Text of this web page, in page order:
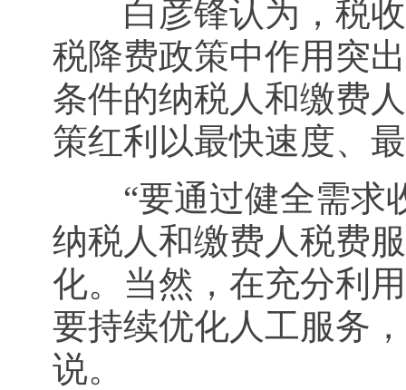
白彦锋认为，税收
税降费政策中作用突
条件的纳税人和缴费
策红利以最快速度、
“要通过健全需求收
纳税人和缴费人税费
化。当然，在充分利
要持续优化人工服务
说。